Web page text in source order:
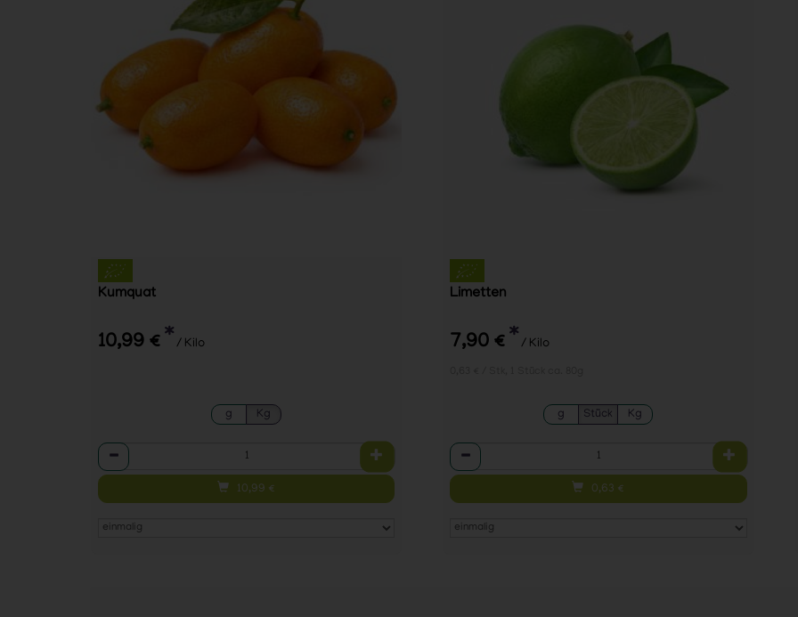
Kumquat
10,99 € * / Kilo
g Kg
Anzahl
10,99 €
Limetten
7,90 € * / Kilo
g Stück Kg
Anzahl
0,63 €